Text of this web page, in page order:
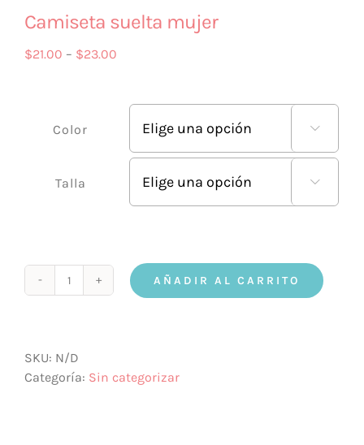
Camiseta suelta mujer
$21.00 – $23.00
Color 
Talla 
Camiseta
AÑADIR AL CARRITO
SKU: N/D
Categoría: Sin categorizar